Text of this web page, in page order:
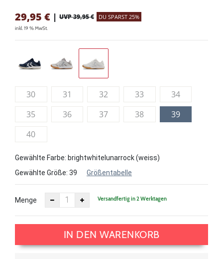
29,95 € | UVP 39,95 € DU SPARST 25%
inkl. 19 % MwSt.
30 31 32 33
34
35
36 37 38
39
40
Gewählte Farbe: brightwhitelunarrock (weiss)
Gewählte Größe: 39 Größentabelle
Menge Versandfertig in 2 Werktagen
IN DEN WARENKORB